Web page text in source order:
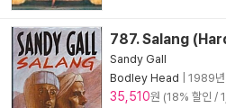
787. Salang
Sandy Gall
Bodley Head
1989
35,510원 (18% 할인 /